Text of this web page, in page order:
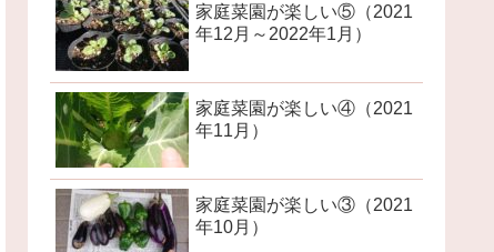
家庭菜園が楽しい⑤（2021
年12月～2022年1月）
家庭菜園が楽しい④（2021
年11月）
家庭菜園が楽しい③（2021
年10月）